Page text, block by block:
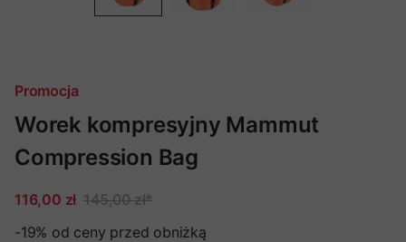
Promocja
Worek kompresyjny Mammut
Compression Bag
116,00 zł 145,00 zł*
-19% od ceny przed obniżką